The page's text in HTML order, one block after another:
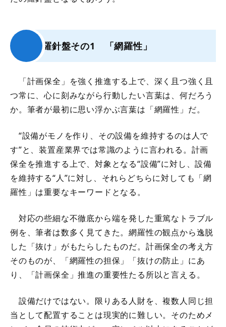
羅針盤その1 「網羅性」
「計画保全」を強く推進する上で、深く且つ強く且
つ常に、心に刻みながら行動したい言葉は、何だろう
か。筆者が最初に思い浮かぶ言葉は「網羅性」だ。
“設備がモノを作り、その設備を維持するのは人で
す”と、装置産業界では常識のように言われる。計画
保全を推進する上で、対象となる“設備”に対し、設備
を維持する“人”に対し、それらどちらに対しても「網
羅性」は重要なキーワードとなる。
対応の些細な不徹底から端を発した重篤なトラブル
例を、筆者は数多く見てきた。網羅性の観点から逸脱
した「抜け」がもたらしたものだ。計画保全の考え方
そのものが、「網羅性の担保」「抜けの防止」にあ
り、「計画保全」推進の重要性たる所以と言える。
設備だけではない。限りある人財を、複数人同じ担
当として配置することは現実的に難しい。そのためメ